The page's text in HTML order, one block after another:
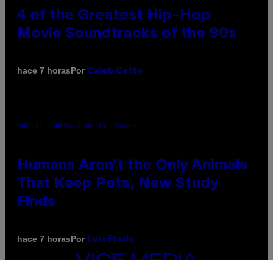
4 of the Greatest Hip-Hop
Movie Soundtracks of the 90s
hace 7 horasPor Caleb Catlin
PHOTO: IJDEMA / GETTY IMAGES
Humans Aren’t the Only Animals
That Keep Pets, New Study
Finds
hace 7 horasPor Luis Prada
VICE